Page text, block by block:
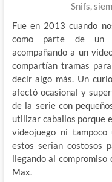
Snifs,
Fue en 2013 cuando
como parte de un
acompañando a un
compartían tramas
decir algo más. Un
afectó ocasional y
de la serie con
utilizar caballos porque
videojuego ni
estos serian costosos
llegando al
Max.